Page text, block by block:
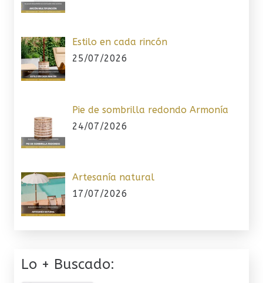
Estilo en cada rincón
25/07/2026
Pie de sombrilla redondo Armonía
24/07/2026
Artesanía natural
17/07/2026
Lo + Buscado: